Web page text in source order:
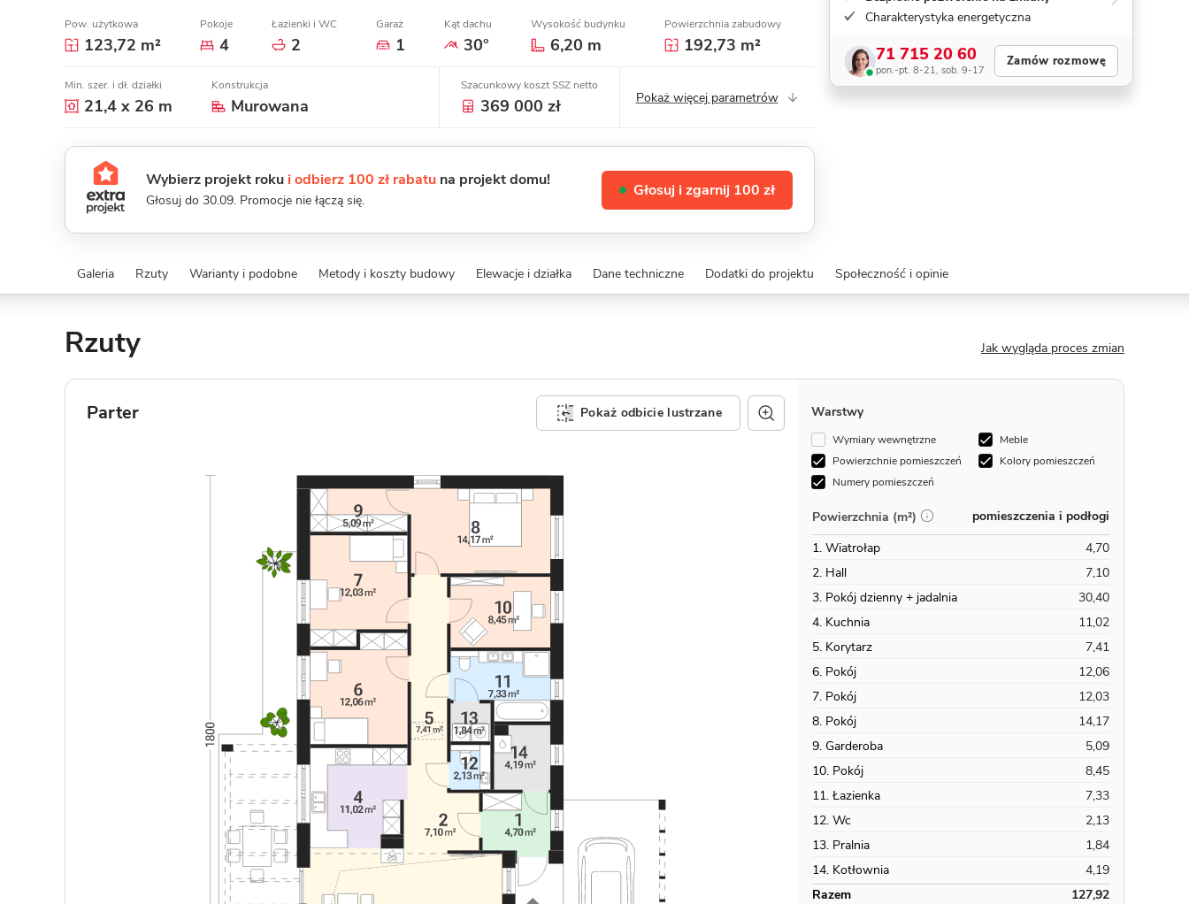
Pow. użytkowa
123,72 m²
Pokoje
4
Łazienki i WC
2
Garaż
1
Kąt dachu
30°
Wysokość budynku
6,20 m
Powierzchnia zabudowy
192,73 m²
Min. szer. i dł. działki
21,4 x 26 m
Konstrukcja
Murowana
Szacunkowy koszt SSZ netto
369 000 zł Pokaż więcej parametrów
Wybierz projekt roku i odbierz 100 zł rabatu na projekt domu!
Głosuj do 30.09. Promocje nie łączą się.
Głosuj i zgarnij 100 zł
Charakterystyka energetyczna
71 715 20 60
pon.-pt. 8-21, sob. 9-17
Zamów rozmowę
Galeria Rzuty Warianty i podobne Metody i koszty budowy Elewacje i działka Dane techniczne Dodatki do projektu Społeczność i opinie
Rzuty Jak wygląda proces zmian
Parter Warstwy
Wymiary wewnętrzne
Meble
Powierzchnie pomieszczeń
Kolory pomieszczeń
Numery pomieszczeń
Pokaż odbicie lustrzane
Powierzchnia (m²)
pomieszczenia i podłogi
1. Wiatrołap
4,70
2. Hall
7,10
3. Pokój dzienny + jadalnia
30,40
4. Kuchnia
11,02
5. Korytarz
7,41
6. Pokój
12,06
7. Pokój
12,03
8. Pokój
14,17
9. Garderoba
5,09
10. Pokój
8,45
11. Łazienka
7,33
12. Wc
2,13
13. Pralnia
1,84
14. Kotłownia
4,19
Razem
127,92